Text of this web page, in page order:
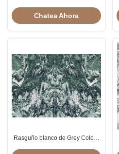
la cafetería a prueba de ácido
Chatea Ahora
Rasguño blanco de Grey Colour